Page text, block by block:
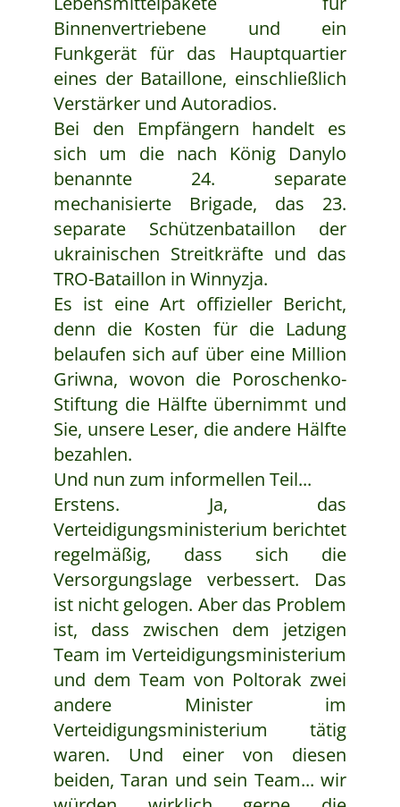
Binnenvertriebene und ein
Funkgerät für das Hauptquartier
eines der Bataillone, einschließlich
Verstärker und Autoradios.
Bei den Empfängern handelt es
sich um die nach König Danylo
benannte 24. separate
mechanisierte Brigade, das 23.
separate Schützenbataillon der
ukrainischen Streitkräfte und das
TRO-Bataillon in Winnyzja.
Es ist eine Art offizieller Bericht,
denn die Kosten für die Ladung
belaufen sich auf über eine Million
Griwna, wovon die Poroschenko-
Stiftung die Hälfte übernimmt und
Sie, unsere Leser, die andere Hälfte
bezahlen.
Und nun zum informellen Teil...
Erstens. Ja, das
Verteidigungsministerium berichtet
regelmäßig, dass sich die
Versorgungslage verbessert. Das
ist nicht gelogen. Aber das Problem
ist, dass zwischen dem jetzigen
Team im Verteidigungsministerium
und dem Team von Poltorak zwei
andere Minister im
Verteidigungsministerium tätig
waren. Und einer von diesen
beiden, Taran und sein Team... wir